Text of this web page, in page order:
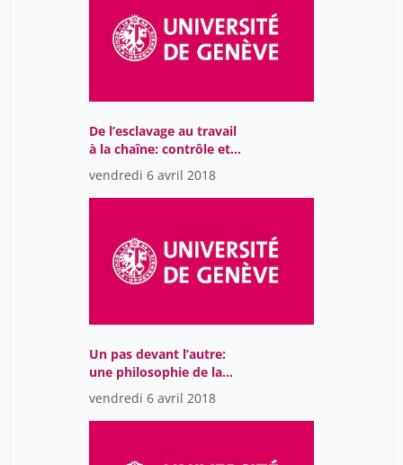
De l’esclavage au travail
à la chaîne: contrôle et
résistances
vendredi 6 avril 2018
Un pas devant l’autre:
une philosophie de la
marche
vendredi 6 avril 2018